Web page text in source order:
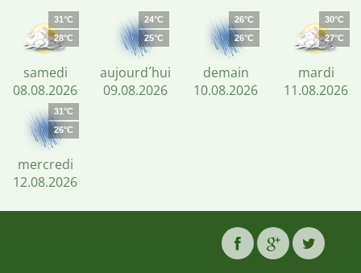
31°C
28°C
samedi
08.08.2026
24°C
25°C
aujourd´hui
09.08.2026
26°C
26°C
demain
10.08.2026
30°C
27°C
mardi
11.08.2026
31°C
26°C
mercredi
12.08.2026